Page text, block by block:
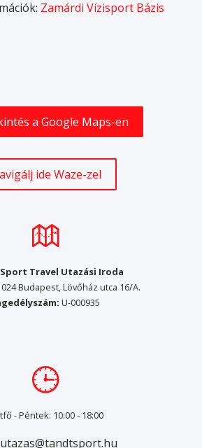
Zamárdi Vízisport Bázis
a Google Maps-en
ide Waze-zel
Travel Utazási Iroda
Budapest, Lövőház utca 16/A.
U-000935
- Péntek: 10:00 - 18:00
utazas@tandtsport.hu